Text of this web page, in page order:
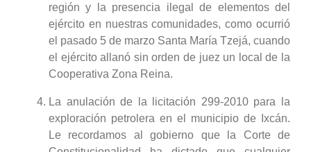
región y la presencia ilegal de elementos del
ejército en nuestras comunidades, como ocurrió
el pasado 5 de marzo Santa María Tzejá, cuando
el ejército allanó sin orden de juez un local de la
Cooperativa Zona Reina.
La anulación de la licitación 299-2010 para la
exploración petrolera en el municipio de Ixcán.
Le recordamos al gobierno que la Corte de